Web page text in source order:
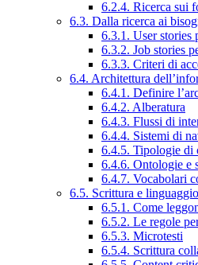
6.2.4. Ricerca sui
6.3. Dalla ricerca ai
6.3.1. User stories
6.3.2. Job stories
6.3.3. Criteri di
6.4. Architettura
6.4.1. Definire
6.4.2. Alberatura
6.4.3. Flussi di
6.4.4. Sistemi di
6.4.5. Tipologie di
6.4.6. Ontologie e
6.4.7. Vocabolari
6.5. Scrittura e linguaggio
6.5.1. Come
6.5.2. Le regole
6.5.3. Microtesti
6.5.4. Scrittura